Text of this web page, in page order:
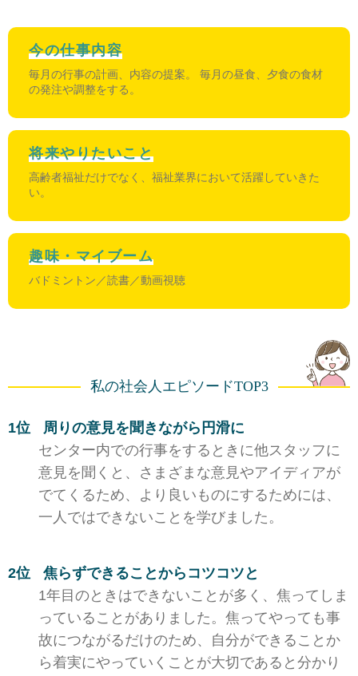
今の仕事内容
毎月の行事の計画、内容の提案。 毎月の昼食、夕食の食材
の発注や調整をする。
将来やりたいこと
高齢者福祉だけでなく、福祉業界において活躍していきた
い。
趣味・マイブーム
バドミントン／読書／動画視聴
私の社会人エピソードTOP3
周りの意見を聞きながら円滑に
センター内での行事をするときに他スタッフに
意見を聞くと、さまざまな意見やアイディアが
でてくるため、より良いものにするためには、
一人ではできないことを学びました。
焦らずできることからコツコツと
1年目のときはできないことが多く、焦ってしま
っていることがありました。焦ってやっても事
故につながるだけのため、自分ができることか
ら着実にやっていくことが大切であると分かり